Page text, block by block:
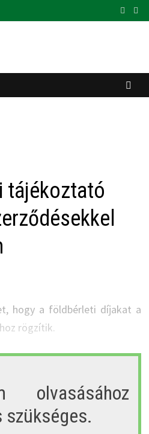
tájékoztató
hogy a földbérleti díjakat a
rögzítik.
olvasásához
szükséges.